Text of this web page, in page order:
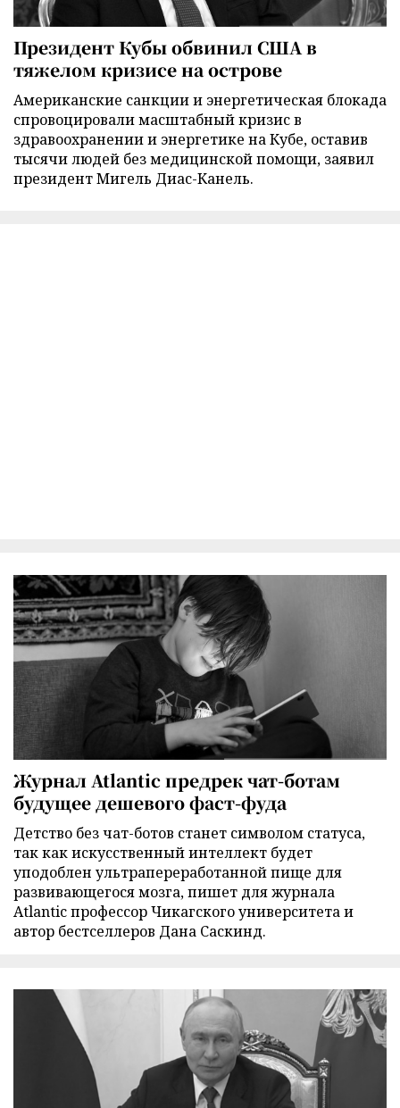
Президент Кубы обвинил США в
тяжелом кризисе на острове
Американские санкции и энергетическая блокада
спровоцировали масштабный кризис в
здравоохранении и энергетике на Кубе, оставив
тысячи людей без медицинской помощи, заявил
президент Мигель Диас-Канель.
Журнал Atlantic предрек чат-ботам
будущее дешевого фаст-фуда
Детство без чат-ботов станет символом статуса,
так как искусственный интеллект будет
уподоблен ультрапереработанной пище для
развивающегося мозга, пишет для журнала
Atlantic профессор Чикагского университета и
автор бестселлеров Дана Саскинд.